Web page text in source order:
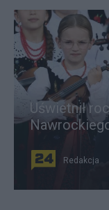
Uświetnił
Redakcja